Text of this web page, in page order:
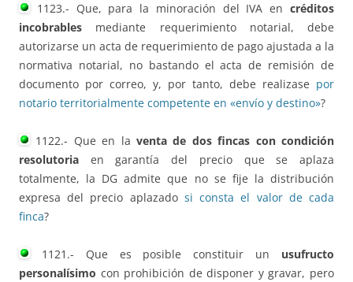
1123.- Que, para la minoración del IVA en créditos
incobrables mediante requerimiento notarial, debe
autorizarse un acta de requerimiento de pago ajustada a la
normativa notarial, no bastando el acta de remisión de
documento por correo, y, por tanto, debe realizase por
notario territorialmente competente en «envío y destino»?
1122.- Que en la venta de dos fincas con condición
resolutoria en garantía del precio que se aplaza
totalmente, la DG admite que no se fije la distribución
expresa del precio aplazado si consta el valor de cada
finca?
1121.- Que es posible constituir un usufructo
personalísimo con prohibición de disponer y gravar, pero